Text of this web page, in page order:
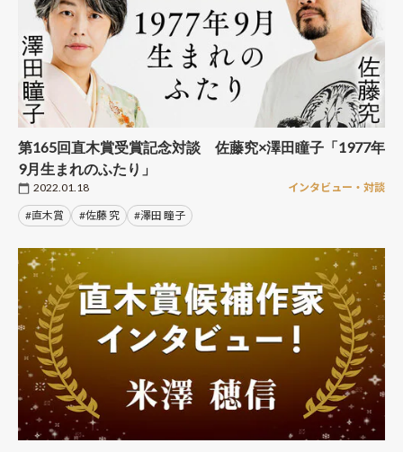
第165回直木賞受賞記念対談 佐藤究×澤田瞳子「1977年
9月生まれのふたり」
2022.01.18 インタビュー・対談
#直木賞 #佐藤 究 #澤田 瞳子